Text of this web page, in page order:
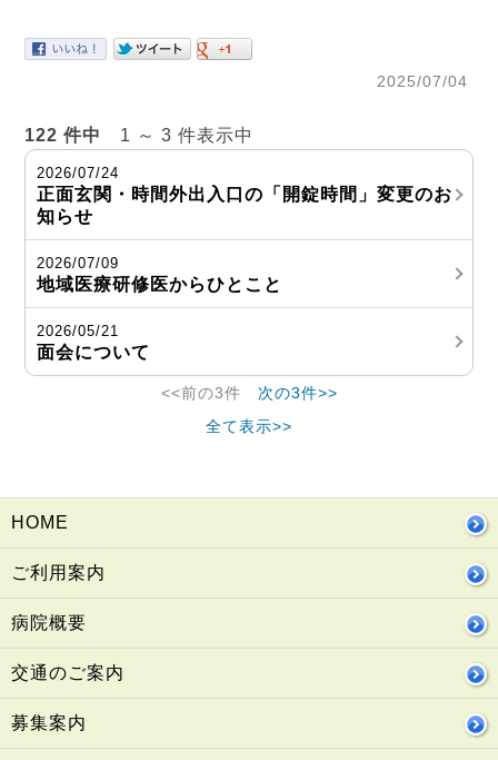
2025/07/04
122 件中 1 ～ 3 件表示中
2026/07/24
正面玄関・時間外出入口の「開錠時間」変更のお
知らせ
2026/07/09
地域医療研修医からひとこと
2026/05/21
面会について
<<前の3件 次の3件>>
全て表示>>
HOME
ご利用案内
病院概要
交通のご案内
募集案内